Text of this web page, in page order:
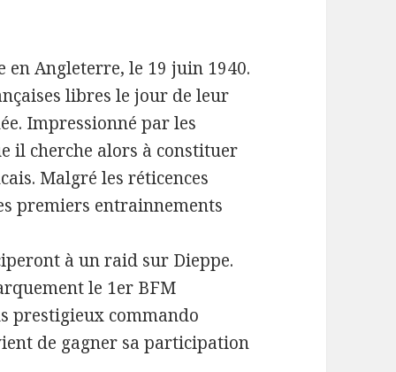
en Angleterre, le 19 juin 1940.
libres le jour de leur
Impressionné par les
il cherche alors à constituer
Malgré les réticences
premiers entrainnements
à un raid sur Dieppe.
le 1er BFM
prestigieux commando
de gagner sa participation